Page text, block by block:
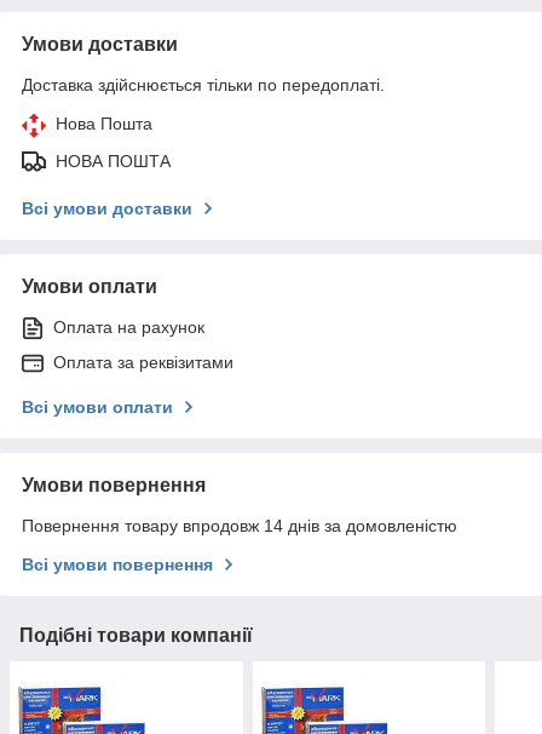
Умови доставки
Доставка здійснюється тільки по передоплаті.
Нова Пошта
НОВА ПОШТА
Всі умови доставки
Умови оплати
Оплата на рахунок
Оплата за реквізитами
Всі умови оплати
Умови повернення
Повернення товару впродовж 14 днів за домовленістю
Всі умови повернення
Подібні товари компанії